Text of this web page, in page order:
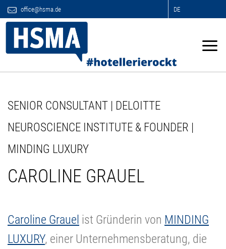
office@hsma.de DE
SENIOR CONSULTANT | DELOITTE
NEUROSCIENCE INSTITUTE & FOUNDER |
MINDING LUXURY
CAROLINE GRAUEL
Caroline Grauel ist Gründerin von MINDING
LUXURY, einer Unternehmensberatung, die